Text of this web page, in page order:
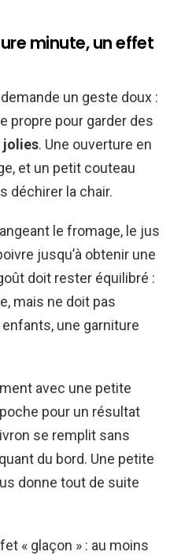
minute, un effet
un geste doux :
propre pour garder des
jolies. Une ouverture en
et un petit couteau
déchirer la chair.
le fromage, le jus
jusqu’à obtenir une
doit rester équilibré :
mais ne doit pas
enfants, une garniture
avec une petite
pour un résultat
se remplit sans
du bord. Une petite
donne tout de suite
« glaçon » : au moins